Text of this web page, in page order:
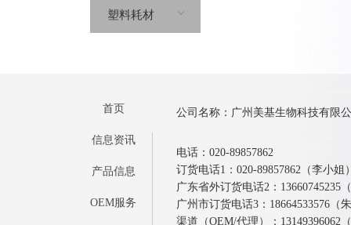
塑料耗材
首页
信息资讯
产品信息
OEM服务
公司名称：广州美基生物科技有限
电话：020-89857862
订货电话1：020-89857862（李小姐
广东省外订货电话2：13660745235
广州市订货电话3：18664533576（
渠道（OEM/代理）：13149396062